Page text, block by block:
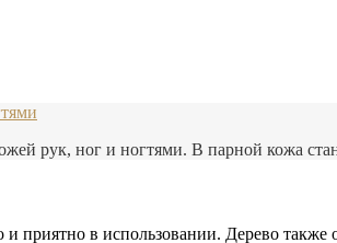
рук, ног и ногтями. В парной кожа
приятно в использовании. Дерево